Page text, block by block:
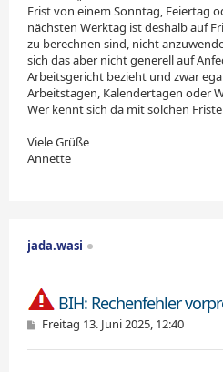
Frist von einem Sonntag, Feiertag
nächsten Werktag ist deshalb auf
zu berechnen sind, nicht
sich das aber nicht generell auf
Arbeitsgericht bezieht und zwar
Arbeitstagen, Kalendertagen oder
Wer kennt sich da mit solchen
Viele Grüße
Annette
jada.wasi
BIH: Rechenfehler
B
i
Freitag 13. Juni 2025, 12:40